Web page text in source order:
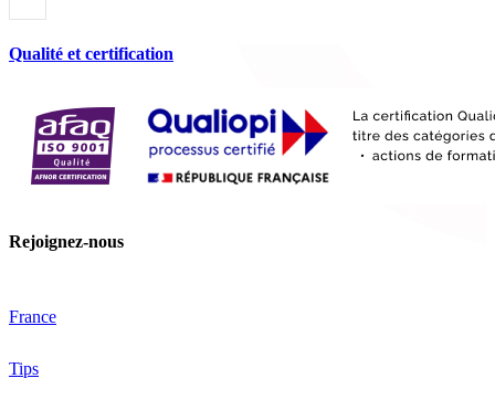
Qualité et certification
Rejoignez-nous
France
Tips